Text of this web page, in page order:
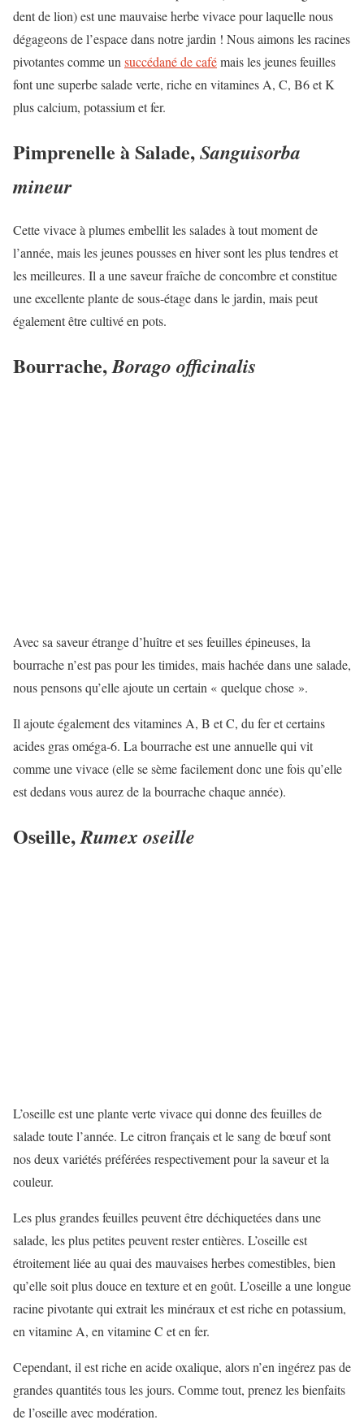
dent de lion) est une mauvaise herbe vivace pour laquelle nous
dégageons de l’espace dans notre jardin ! Nous aimons les racines
pivotantes comme un succédané de cafémais les jeunes feuilles
font une superbe salade verte, riche en vitamines A, C, B6 et K
plus calcium, potassium et fer.
Pimprenelle à Salade,Sanguisorba
mineur
Cette vivace à plumes embellit les salades à tout moment de
l’année, mais les jeunes pousses en hiver sont les plus tendres et
les meilleures. Il a une saveur fraîche de concombre et constitue
une excellente plante de sous-étage dans le jardin, mais peut
également être cultivé en pots.
Bourrache,Borago officinalis
Avec sa saveur étrange d’huître et ses feuilles épineuses, la
bourrache n’est pas pour les timides, mais hachée dans une salade,
nous pensons qu’elle ajoute un certain « quelque chose ».
Il ajoute également des vitamines A, B et C, du fer et certains
acides gras oméga-6. La bourrache est une annuelle qui vit
comme une vivace (elle se sème facilement donc une fois qu’elle
est dedans vous aurez de la bourrache chaque année).
Oseille,Rumex oseille
L’oseille est une plante verte vivace qui donne des feuilles de
salade toute l’année. Le citron français et le sang de bœuf sont
nos deux variétés préférées respectivement pour la saveur et la
couleur.
Les plus grandes feuilles peuvent être déchiquetées dans une
salade, les plus petites peuvent rester entières. L’oseille est
étroitement liée au quai des mauvaises herbes comestibles, bien
qu’elle soit plus douce en texture et en goût. L’oseille a une longue
racine pivotante qui extrait les minéraux et est riche en potassium,
en vitamine A, en vitamine C et en fer.
Cependant, il est riche en acide oxalique, alors n’en ingérez pas de
grandes quantités tous les jours. Comme tout, prenez les bienfaits
de l’oseille avec modération.